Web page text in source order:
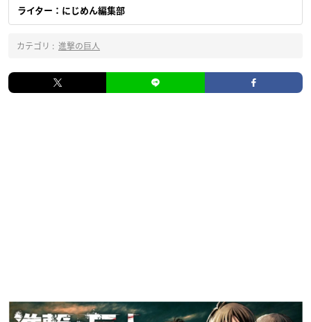
ライター：にじめん編集部
カテゴリ : 進撃の巨人